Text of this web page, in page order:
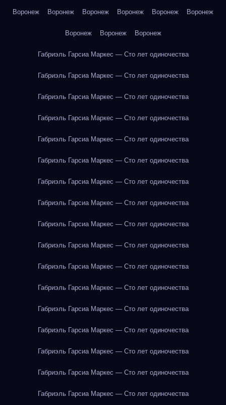
Воронеж Воронеж Воронеж Воронеж Воронеж Воронеж
Воронеж Воронеж Воронеж
Габриэль Гарсиа Маркес — Сто лет одиночества
Габриэль Гарсиа Маркес — Сто лет одиночества
Габриэль Гарсиа Маркес — Сто лет одиночества
Габриэль Гарсиа Маркес — Сто лет одиночества
Габриэль Гарсиа Маркес — Сто лет одиночества
Габриэль Гарсиа Маркес — Сто лет одиночества
Габриэль Гарсиа Маркес — Сто лет одиночества
Габриэль Гарсиа Маркес — Сто лет одиночества
Габриэль Гарсиа Маркес — Сто лет одиночества
Габриэль Гарсиа Маркес — Сто лет одиночества
Габриэль Гарсиа Маркес — Сто лет одиночества
Габриэль Гарсиа Маркес — Сто лет одиночества
Габриэль Гарсиа Маркес — Сто лет одиночества
Габриэль Гарсиа Маркес — Сто лет одиночества
Габриэль Гарсиа Маркес — Сто лет одиночества
Габриэль Гарсиа Маркес — Сто лет одиночества
Габриэль Гарсиа Маркес — Сто лет одиночества